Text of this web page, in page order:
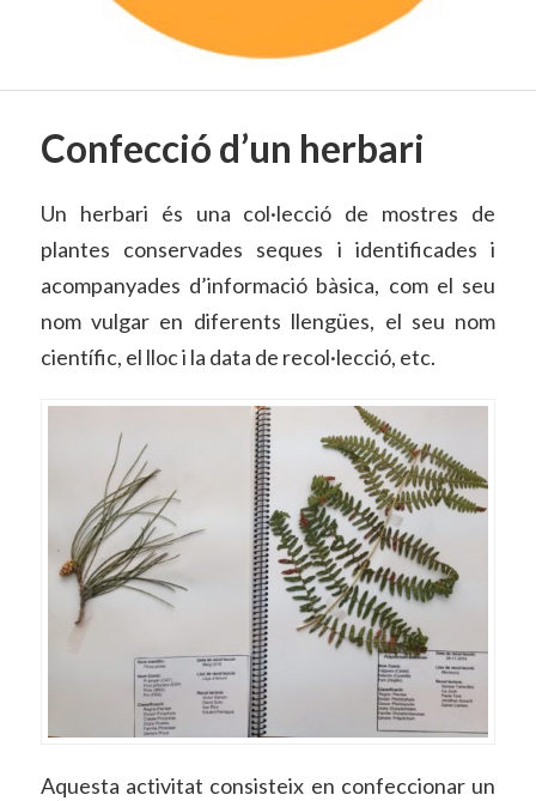
Confecció d’un herbari
Un herbari és una col·lecció de mostres de
plantes conservades seques i identificades i
acompanyades d’informació bàsica, com el seu
nom vulgar en diferents llengües, el seu nom
científic, el lloc i la data de recol·lecció, etc.
Aquesta activitat consisteix en confeccionar un